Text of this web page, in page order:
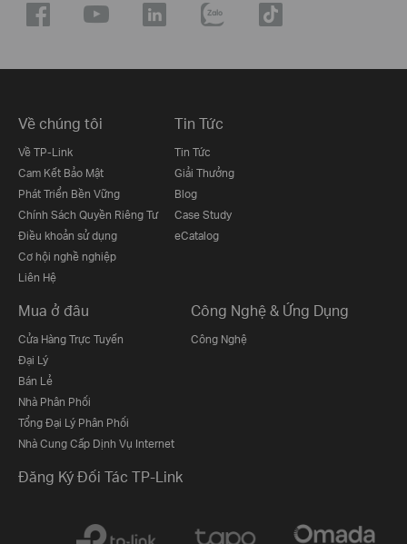
Về chúng tôi
Về TP-Link
Cam Kết Bảo Mật
Phát Triển Bền Vững
Chính Sách Quyền Riêng Tư
Điều khoản sử dụng
Cơ hội nghề nghiệp
Liên Hệ
Tin Tức
Tin Tức
Giải Thưởng
Blog
Case Study
eCatalog
Mua ở đâu
Cửa Hàng Trực Tuyến
Đại Lý
Bán Lẻ
Nhà Phân Phối
Tổng Đại Lý Phân Phối
Nhà Cung Cấp Dịnh Vụ Internet
Công Nghệ & Ứng Dụng
Công Nghệ
Đăng Ký Đối Tác TP-Link